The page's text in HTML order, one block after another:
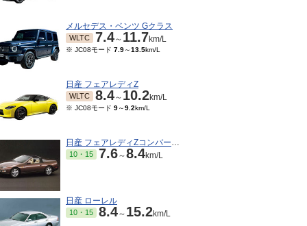
メルセデス・ベンツ Gクラス
WLTC 7.4～ 11.7km/L
※ JC08モード 7.9～13.5km/L
日産 フェアレディZ
WLTC 8.4～ 10.2km/L
※ JC08モード 9～9.2km/L
日産 フェアレディZコンバーチブル
10・15 7.6～8.4km/L
日産 ローレル
10・15 8.4～ 15.2km/L